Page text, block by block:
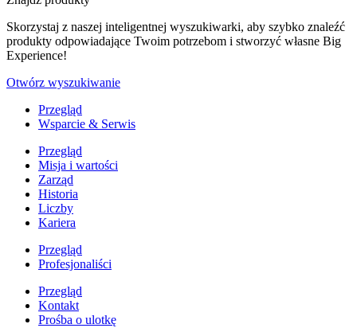
Skorzystaj z naszej inteligentnej wyszukiwarki, aby szybko znaleźć
produkty odpowiadające Twoim potrzebom i stworzyć własne Big
Experience!
Otwórz wyszukiwanie
Przegląd
Wsparcie & Serwis
Przegląd
Misja i wartości
Zarząd
Historia
Liczby
Kariera
Przegląd
Profesjonaliści
Przegląd
Kontakt
Prośba o ulotkę